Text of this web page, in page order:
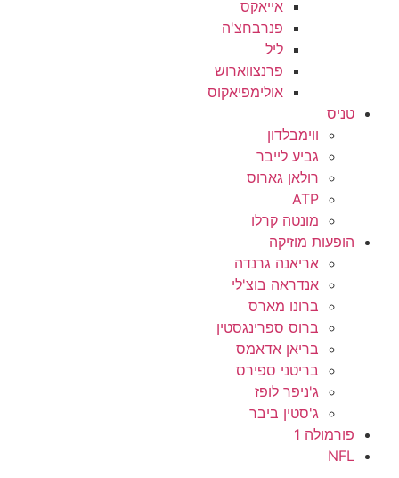
אייאקס
פנרבחצ'ה
ליל
פרנצווארוש
אולימפיאקוס
טניס
ווימבלדון
גביע לייבר
רולאן גארוס
ATP
מונטה קרלו
הופעות מוזיקה
אריאנה גרנדה
אנדראה בוצ'לי
ברונו מארס
ברוס ספרינגסטין
בריאן אדאמס
בריטני ספירס
ג'ניפר לופז
ג'סטין ביבר
פורמולה 1
NFL